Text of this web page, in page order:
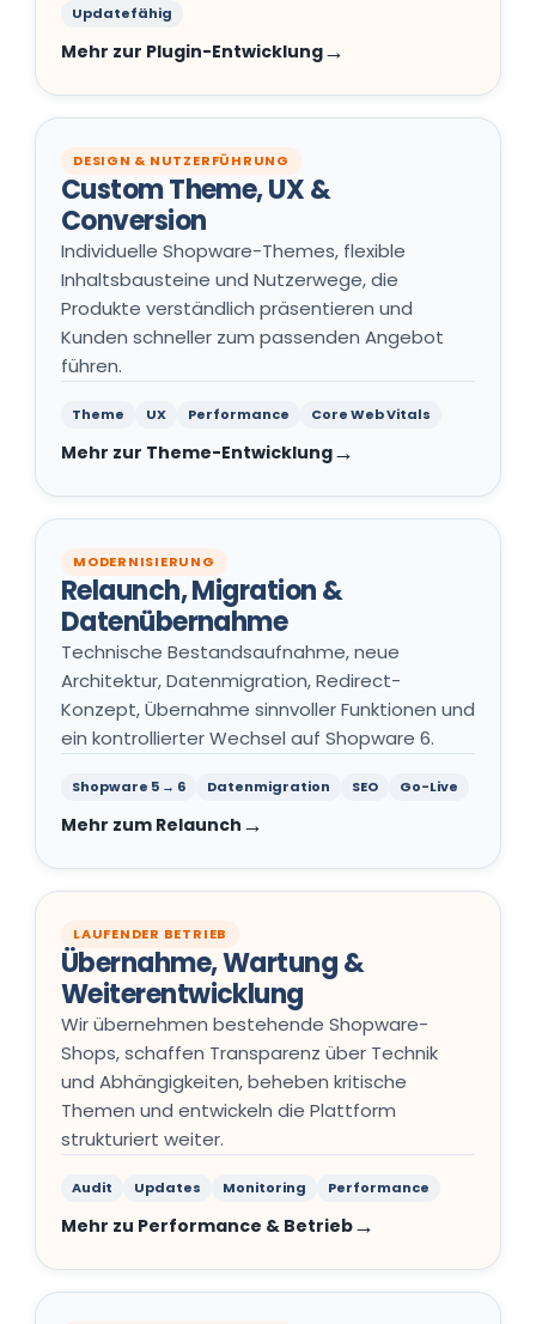
Updatefähig
Mehr zur Plugin-Entwicklung
DESIGN & NUTZERFÜHRUNG
Custom Theme, UX &
Conversion
Individuelle Shopware-Themes, flexible
Inhaltsbausteine und Nutzerwege, die
Produkte verständlich präsentieren und
Kunden schneller zum passenden Angebot
führen.
Theme UX Performance Core Web Vitals
Mehr zur Theme-Entwicklung
MODERNISIERUNG
Relaunch, Migration &
Datenübernahme
Technische Bestandsaufnahme, neue
Architektur, Datenmigration, Redirect-
Konzept, Übernahme sinnvoller Funktionen und
ein kontrollierter Wechsel auf Shopware 6.
Shopware 5 → 6 Datenmigration SEO Go-Live
Mehr zum Relaunch
LAUFENDER BETRIEB
Übernahme, Wartung &
Weiterentwicklung
Wir übernehmen bestehende Shopware-
Shops, schaffen Transparenz über Technik
und Abhängigkeiten, beheben kritische
Themen und entwickeln die Plattform
strukturiert weiter.
Audit Updates Monitoring Performance
Mehr zu Performance & Betrieb